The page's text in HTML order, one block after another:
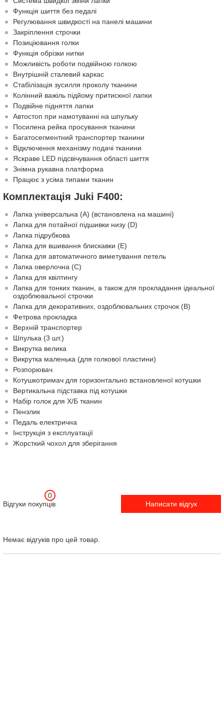
Функція шиття без педалі
Регулювання швидкості на панелі машини
Закріплення строчки
Позиціювання голки
Функція обрізки нитки
Можливість роботи подвійною голкою
Внутрішній сталевий каркас
Стабілізація зусилля проколу тканини
Колінний важіль підйому притискної лапки
Подвійне підняття лапки
Автостоп при намотуванні на шпульку
Посилена рейка просування тканини
Багатосегментний транспортер тканини
Відключення механізму подачі тканини
Яскраве LED підсвічування області шиття
Знімна рукавна платформа
Працює з усіма типами тканин
Комплектація Juki F400:
Лапка універсальна (A) (встановлена на машині)
Лапка для потайної підшивки низу (D)
Лапка підрубкова
Лапка для вшивання блискавки (E)
Лапка для автоматичного виметування петель
Лапка оверлочна (C)
Лапка для квілтингу
Лапка для тонких тканин, а також для прокладання ідеальної
оздоблювальної строчки
Лапка для декоративних, оздоблювальних строчок (B)
Фетрова прокладка
Верхній транспортер
Шпулька (3 шт.)
Викрутка велика
Викрутка маленька (для голкової пластини)
Розпорювач
Котушкотримач для горизонтально встановленої котушки
Вертикальна підставка під котушки
Набір голок для Х/Б тканин
Пензлик
Педаль електрична
Інструкція з експлуатації
Жорсткий чохол для зберігання
Відгуки покупців
0
Написати відгук
Немає відгуків про цей товар.